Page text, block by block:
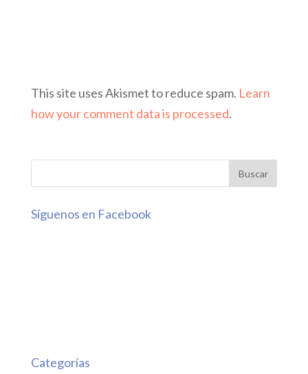
This site uses Akismet to reduce spam. Learn
how your comment data is processed.
Síguenos en Facebook
Categorías